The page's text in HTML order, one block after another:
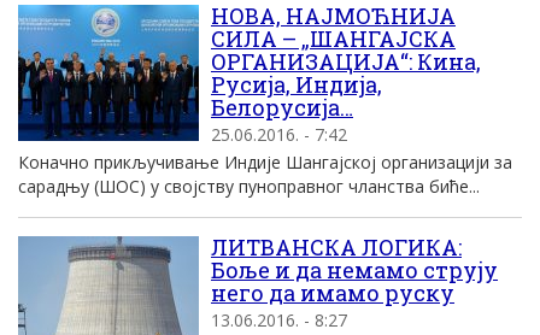
НОВА, НАЈМОЋНИЈА
СИЛА – „ШАНГАЈСКА
ОРГАНИЗАЦИЈА“: Кина,
Русија, Индија,
Белорусија…
25.06.2016. - 7:42
Коначно прикључивање Индије Шангајској организацији за
сарадњу (ШОС) у својству пуноправног чланства биће...
ЛИТВАНСКА ЛОГИКА:
Боље и да немамо струју
него да имамо руску
13.06.2016. - 8:27